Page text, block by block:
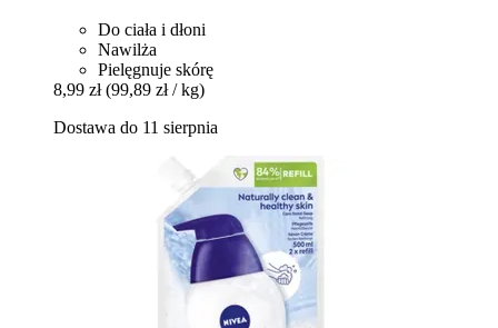
Do ciała i dłoni
Nawilża
Pielęgnuje skórę
8,99 zł (99,89 zł / kg)
Dostawa do 11 sierpnia